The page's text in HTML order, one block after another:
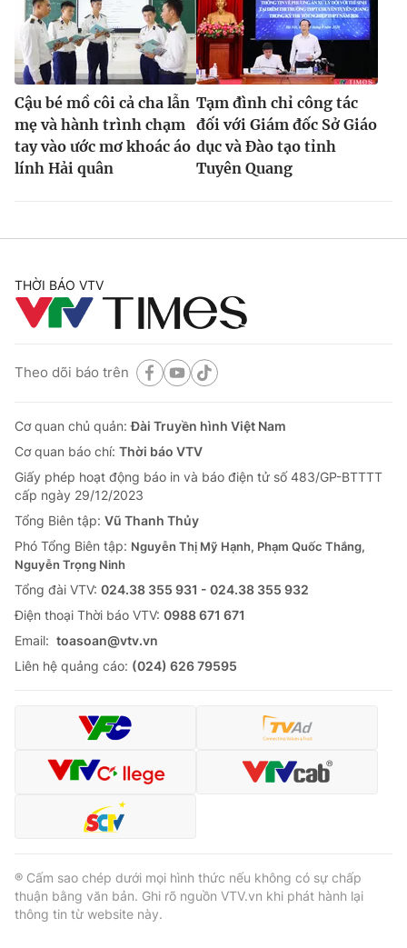
Cậu bé mồ côi cả cha lẫn
mẹ và hành trình chạm
tay vào ước mơ khoác áo
lính Hải quân
Tạm đình chỉ công tác
đối với Giám đốc Sở Giáo
dục và Đào tạo tỉnh
Tuyên Quang
THỜI BÁO VTV
Theo dõi báo trên
Cơ quan chủ quản:Đài Truyền hình Việt Nam
Cơ quan báo chí: Thời báo VTV
Giấy phép hoạt động báo in và báo điện tử số 483/GP-BTTTT
cấp ngày 29/12/2023
Tổng Biên tập: Vũ Thanh Thủy
Phó Tổng Biên tập: Nguyễn Thị Mỹ Hạnh, Phạm Quốc Thắng,
Nguyễn Trọng Ninh
Tổng đài VTV: 024.38 355 931 - 024.38 355 932
Ðiện thoại Thời báo VTV: 0988 671 671
Email: toasoan@vtv.vn
Liên hệ quảng cáo: (024) 626 79595
® Cấm sao chép dưới mọi hình thức nếu không có sự chấp
thuận bằng văn bản. Ghi rõ nguồn VTV.vn khi phát hành lại
thông tin từ website này.